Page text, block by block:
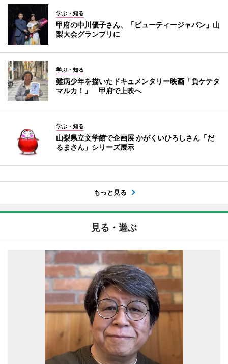
学ぶ・知る
甲府の中川優子さん、「ビューティージャパン」山
梨大会グランプリに
学ぶ・知る
難病少年を描いたドキュメンタリー映画「負ケテタ
マルカ！」 甲府で上映へ
学ぶ・知る
山梨県立文学館で企画展 かがくいひろしさん「だ
るまさん」シリーズ展示
もっと見る
見る・遊ぶ